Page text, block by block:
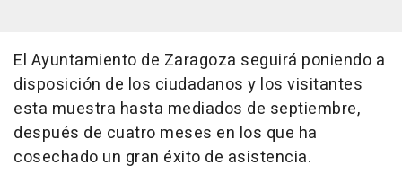
El Ayuntamiento de Zaragoza seguirá poniendo a
disposición de los ciudadanos y los visitantes
esta muestra hasta mediados de septiembre,
después de cuatro meses en los que ha
cosechado un gran éxito de asistencia.